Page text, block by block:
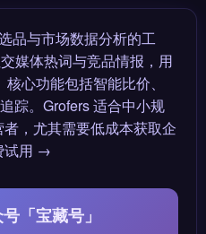
品与市场数据分析的工
媒体热词与竞品情报，用
心功能包括智能比价、
踪。Grofers 适合中小规
，尤其需要低成本获取企
试用 →
「宝藏号」